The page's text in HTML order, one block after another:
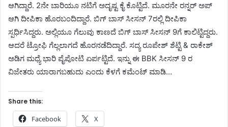
ಆಗಿದ್ದಾರೆ. 2ನೇ ಬಾರಿಯೂ ನಟಿಗೆ ಅದೃಷ್ಟ ಕೈ ಕೊಟ್ಟಿದೆ. ಮೂರನೇ ರನ್ನರ್ ಅಪ್
ಆಗಿ ದೀಪಿಕಾ ಹೊರಬಂದಿದ್ದಾರೆ. ಬಿಗ್ ಬಾಸ್ ಸೀಸನ್ 7ರಲ್ಲಿ ದೀಪಿಕಾ
ಸ್ಪರ್ಧಿಸಿದ್ದರು. ಅಲ್ಲಿಯೂ ಗೆಲುವು ಕಾಣದೆ ಬಿಗ್ ಬಾಸ್ ಸೀಸನ್ 9ಗೆ ಕಾಲಿಟ್ಟಿದ್ದರು.
ಆದರೆ ಟ್ರೋಫಿ ಗೆಲ್ಲಲಾಗದೆ ಹೊರನಡೆದಿದ್ದಾರೆ. ಸದ್ಯ ರೂಪೇಶ್ ಶೆಟ್ಟಿ & ರಾಕೇಶ್
ಅಡಿಗ ಮಧ್ಯೆ ಭಾರಿ ಪೈಪೋಟಿ ಏರ್ಪಟ್ಟಿದೆ. ಇನ್ನು ಈ BBK ಸೀಸನ್ 9 ರ
ವಿಜೇತರು ಯಾರಾಗಬಹುದು ಎಂದು ಕೆಳಗೆ ಕಮೆಂಟ್ ಮಾಡಿ…
Share this:
Facebook X